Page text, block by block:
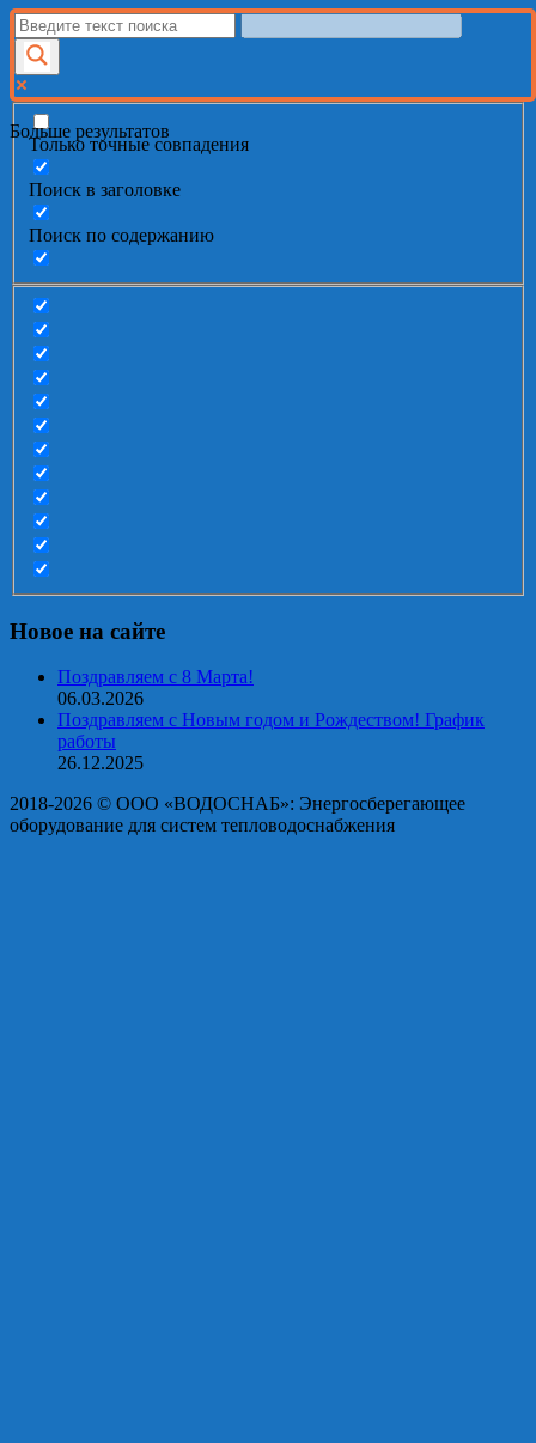
Больше результатов
Только точные совпадения
Поиск в заголовке
Поиск по содержанию
Новое на сайте
Поздравляем с 8 Марта!
06.03.2026
Поздравляем с Новым годом и Рождеством! График
работы
26.12.2025
2018-2026 © OOO «ВОДОСНАБ»: Энергосберегающее
оборудование для систем тепловодоснабжения